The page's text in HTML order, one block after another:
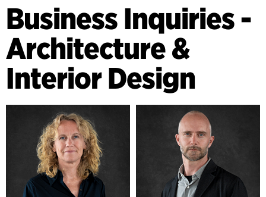
Business Inquiries -
Architecture &
Interior Design